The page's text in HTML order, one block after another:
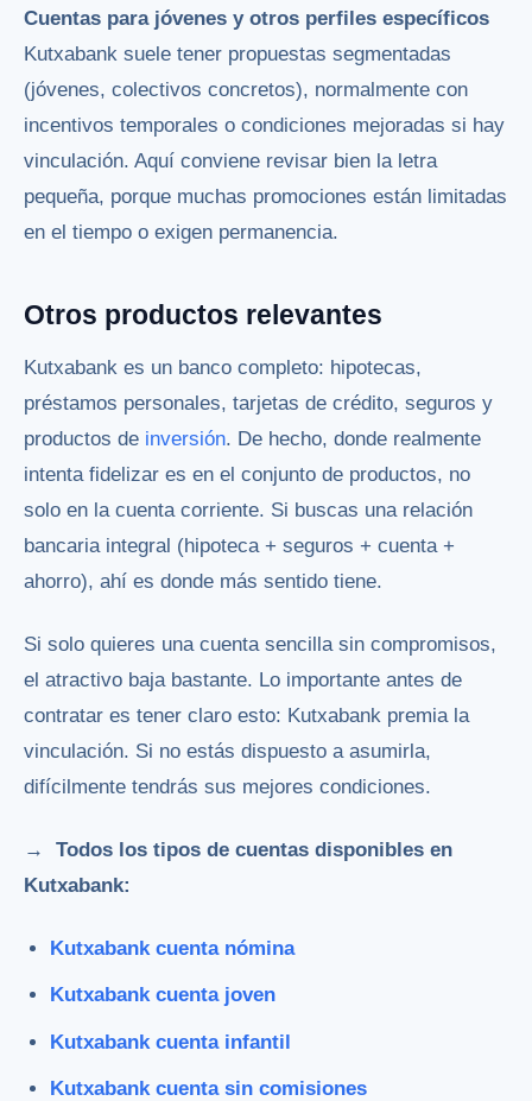
Cuentas para jóvenes y otros perfiles específicos
Kutxabank suele tener propuestas segmentadas
(jóvenes, colectivos concretos), normalmente con
incentivos temporales o condiciones mejoradas si hay
vinculación. Aquí conviene revisar bien la letra
pequeña, porque muchas promociones están limitadas
en el tiempo o exigen permanencia.
Otros productos relevantes
Kutxabank es un banco completo: hipotecas,
préstamos personales, tarjetas de crédito, seguros y
productos de inversión. De hecho, donde realmente
intenta fidelizar es en el conjunto de productos, no
solo en la cuenta corriente. Si buscas una relación
bancaria integral (hipoteca + seguros + cuenta +
ahorro), ahí es donde más sentido tiene.
Si solo quieres una cuenta sencilla sin compromisos,
el atractivo baja bastante. Lo importante antes de
contratar es tener claro esto: Kutxabank premia la
vinculación. Si no estás dispuesto a asumirla,
difícilmente tendrás sus mejores condiciones.
→ Todos los tipos de cuentas disponibles en
Kutxabank:
Kutxabank cuenta nómina
Kutxabank cuenta joven
Kutxabank cuenta infantil
Kutxabank cuenta sin comisiones